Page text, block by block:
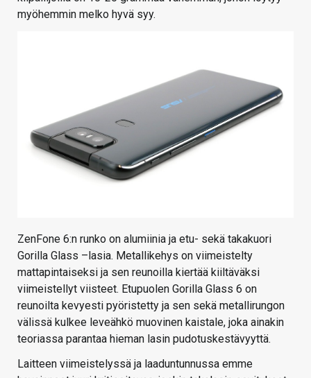
myöhemmin melko hyvä syy.
ZenFone 6:n runko on alumiinia ja etu- sekä takakuori
Gorilla Glass –lasia. Metallikehys on viimeistelty
mattapintaiseksi ja sen reunoilla kiertää kiiltäväksi
viimeistellyt viisteet. Etupuolen Gorilla Glass 6 on
reunoilta kevyesti pyöristetty ja sen sekä metallirungon
välissä kulkee leveähkö muovinen kaistale, joka ainakin
teoriassa parantaa hieman lasin pudotuskestävyyttä.
Laitteen viimeistelyssä ja laaduntunnussa emme